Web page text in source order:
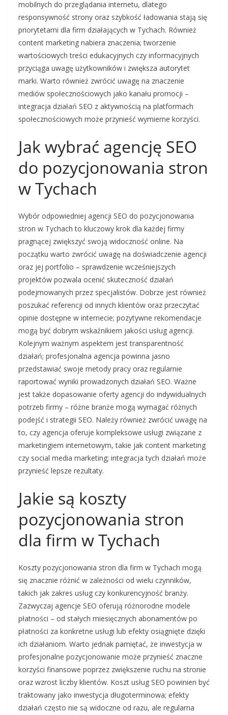
mobilnych do przeglądania internetu, dlatego
responsywność strony oraz szybkość ładowania stają się
priorytetami dla firm działających w Tychach. Również
content marketing nabiera znaczenia; tworzenie
wartościowych treści edukacyjnych czy informacyjnych
przyciąga uwagę użytkowników i zwiększa autorytet
marki. Warto również zwrócić uwagę na znaczenie
mediów społecznościowych jako kanału promocji –
integracja działań SEO z aktywnością na platformach
społecznościowych może przynieść wymierne korzyści.
Jak wybrać agencję SEO
do pozycjonowania stron
w Tychach
Wybór odpowiedniej agencji SEO do pozycjonowania
stron w Tychach to kluczowy krok dla każdej firmy
pragnącej zwiększyć swoją widoczność online. Na
początku warto zwrócić uwagę na doświadczenie agencji
oraz jej portfolio – sprawdzenie wcześniejszych
projektów pozwala ocenić skuteczność działań
podejmowanych przez specjalistów. Dobrze jest również
poszukać referencji od innych klientów oraz przeczytać
opinie dostępne w internecie; pozytywne rekomendacje
mogą być dobrym wskaźnikiem jakości usług agencji.
Kolejnym ważnym aspektem jest transparentność
działań; profesjonalna agencja powinna jasno
przedstawiać swoje metody pracy oraz regularnie
raportować wyniki prowadzonych działań SEO. Ważne
jest także dopasowanie oferty agencji do indywidualnych
potrzeb firmy – różne branże mogą wymagać różnych
podejść i strategii SEO. Należy również zwrócić uwagę na
to, czy agencja oferuje kompleksowe usługi związane z
marketingiem internetowym, takie jak content marketing
czy social media marketing; integracja tych działań może
przynieść lepsze rezultaty.
Jakie są koszty
pozycjonowania stron
dla firm w Tychach
Koszty pozycjonowania stron dla firm w Tychach mogą
się znacznie różnić w zależności od wielu czynników,
takich jak zakres usług czy konkurencyjność branży.
Zazwyczaj agencje SEO oferują różnorodne modele
płatności – od stałych miesięcznych abonamentów po
płatności za konkretne usługi lub efekty osiągnięte dzięki
ich działaniom. Warto jednak pamiętać, że inwestycja w
profesjonalne pozycjonowanie może przynieść znaczne
korzyści finansowe poprzez zwiększenie ruchu na stronie
oraz wzrost liczby klientów. Koszt usług SEO powinien być
traktowany jako inwestycja długoterminowa; efekty
działań często nie są widoczne od razu, ale regularna